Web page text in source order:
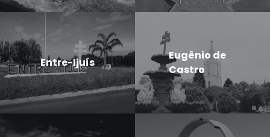
Entre-Ijuís
Eugênio de
Castro